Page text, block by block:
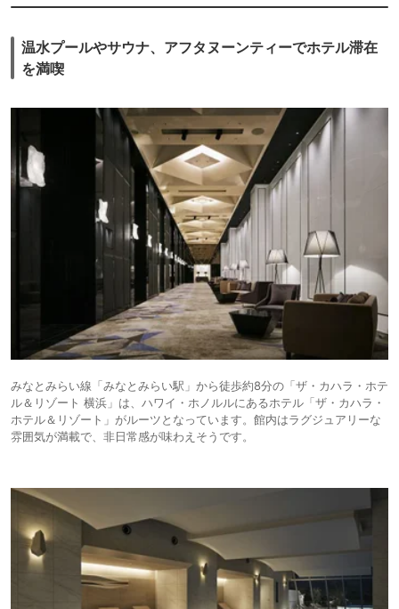
温水プールやサウナ、アフタヌーンティーでホテル滞在
を満喫
みなとみらい線「みなとみらい駅」から徒歩約8分の「ザ・カハラ・ホテ
ル＆リゾート 横浜」は、ハワイ・ホノルルにあるホテル「ザ・カハラ・
ホテル＆リゾート」がルーツとなっています。館内はラグジュアリーな
雰囲気が満載で、非日常感が味わえそうです。